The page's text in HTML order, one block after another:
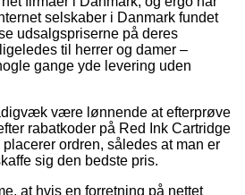
selskaber i Danmark fundet
udsalgspriserne på deres
til herrer og damer –
gange yde levering uden
være lønnende at efterprøve
rabatkoder på Red Ink Cartridge
ordren, således at man er
sig den bedste pris.
at hvis en forretning på nettet